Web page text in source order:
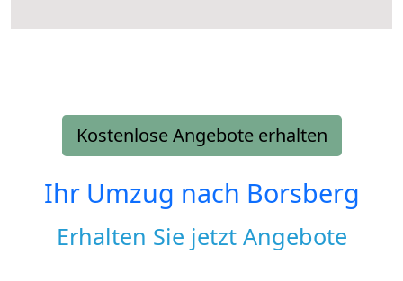
Kostenlose Angebote erhalten
Ihr Umzug nach Borsberg
Erhalten Sie jetzt Angebote